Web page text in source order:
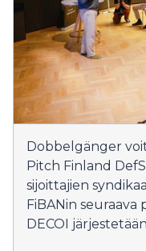
Dobbelgänger
Pitch Finland
sijoittajien
FiBANin
DECOI